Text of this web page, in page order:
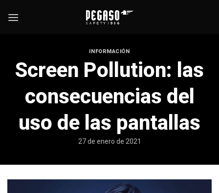
INFORMACIÓN
Screen Pollution: las
consecuencias del
uso de las pantallas
27 de enero de 2021